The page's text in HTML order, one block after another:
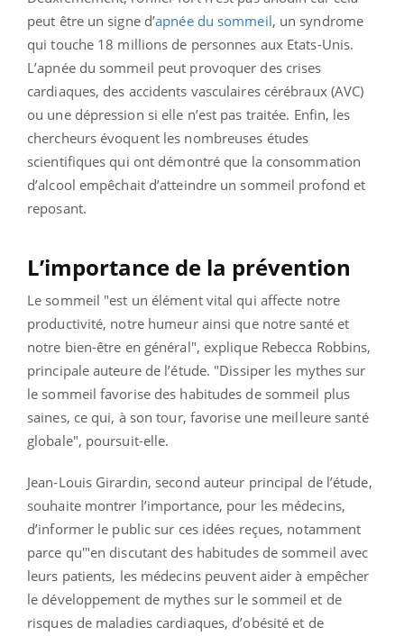
peut être un signe d’apnée du sommeil, un syndrome
qui touche 18 millions de personnes aux Etats-Unis.
L’apnée du sommeil peut provoquer des crises
cardiaques, des accidents vasculaires cérébraux (AVC)
ou une dépression si elle n’est pas traitée. Enfin, les
chercheurs évoquent les nombreuses études
scientifiques qui ont démontré que la consommation
d’alcool empêchait d’atteindre un sommeil profond et
reposant.
L’importance de la prévention
Le sommeil "est un élément vital qui affecte notre
productivité, notre humeur ainsi que notre santé et
notre bien-être en général", explique Rebecca Robbins,
principale auteure de l’étude. "Dissiper les mythes sur
le sommeil favorise des habitudes de sommeil plus
saines, ce qui, à son tour, favorise une meilleure santé
globale", poursuit-elle.
Jean-Louis Girardin, second auteur principal de l’étude,
souhaite montrer l’importance, pour les médecins,
d’informer le public sur ces idées reçues, notamment
parce qu'"en discutant des habitudes de sommeil avec
leurs patients, les médecins peuvent aider à empêcher
le développement de mythes sur le sommeil et de
risques de maladies cardiaques, d’obésité et de